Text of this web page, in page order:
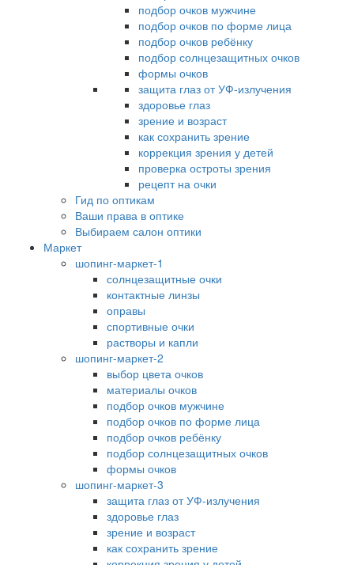
подбор очков мужчине
подбор очков по форме лица
подбор очков ребёнку
подбор солнцезащитных очков
формы очков
защита глаз от УФ-излучения
здоровье глаз
зрение и возраст
как сохранить зрение
коррекция зрения у детей
проверка остроты зрения
рецепт на очки
Гид по оптикам
Ваши права в оптике
Выбираем салон оптики
Маркет
шопинг-маркет-1
солнцезащитные очки
контактные линзы
оправы
спортивные очки
растворы и капли
шопинг-маркет-2
выбор цвета очков
материалы очков
подбор очков мужчине
подбор очков по форме лица
подбор очков ребёнку
подбор солнцезащитных очков
формы очков
шопинг-маркет-3
защита глаз от УФ-излучения
здоровье глаз
зрение и возраст
как сохранить зрение